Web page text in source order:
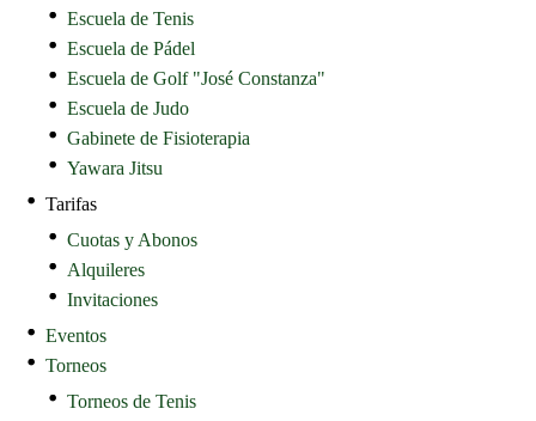
Escuela de Tenis
Escuela de Pádel
Escuela de Golf "José Constanza"
Escuela de Judo
Gabinete de Fisioterapia
Yawara Jitsu
Tarifas
Cuotas y Abonos
Alquileres
Invitaciones
Eventos
Torneos
Torneos de Tenis